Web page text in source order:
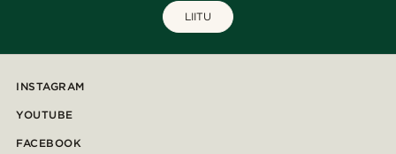
LIITU
INSTAGRAM
YOUTUBE
FACEBOOK